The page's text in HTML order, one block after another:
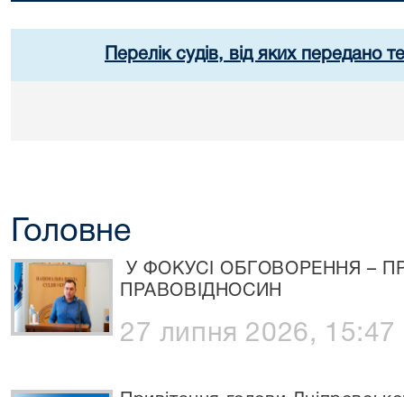
Перелік судів, від яких передано
Головне
У ФОКУСІ ОБГОВОРЕННЯ –
ПРАВОВІДНОСИН
27 липня 2026, 15:47